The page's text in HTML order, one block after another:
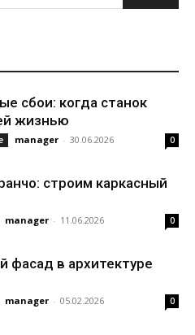
сбои: когда станок
жизнью
manager - 30.06.2026 0
строим каркасный
manager - 11.06.2026 0
фасад в архитектуре
manager - 05.02.2026 0